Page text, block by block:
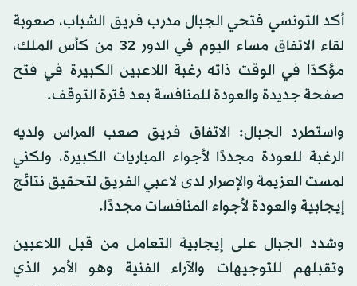
أكد التونسي فتحي الجبال مدرب فريق الشباب، صعوبة
لقاء الاتفاق مساء اليوم في الدور 32 من كأس الملك،
مؤكدًا في الوقت ذاته رغبة اللاعبين الكبيرة في فتح
صفحة جديدة والعودة للمنافسة بعد فترة التوقف.
واستطرد الجبال: الاتفاق فريق صعب المراس ولديه
الرغبة للعودة مجددًا لأجواء المباريات الكبيرة، ولكني
لمست العزيمة والإصرار لدى لاعبي الفريق لتحقيق نتائج
إيجابية والعودة لأجواء المنافسات مجددًا.
وشدد الجبال على إيجابية التعامل من قبل اللاعبين
وتقبلهم للتوجيهات والآراء الفنية وهو الأمر الذي